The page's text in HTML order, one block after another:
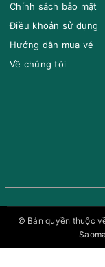
Bình
Đền Vua Đinh,
Vua Lê
Số 6 Tràng An,
Ngã 3 Thanh
13:0009/08/
Văn phòng Hà
Ninh Bình
Chính sách bảo mật
Điều khoản sử dụng
Hướng dẫn mua vé
Về chúng tôi
© Bản quyền thuộc